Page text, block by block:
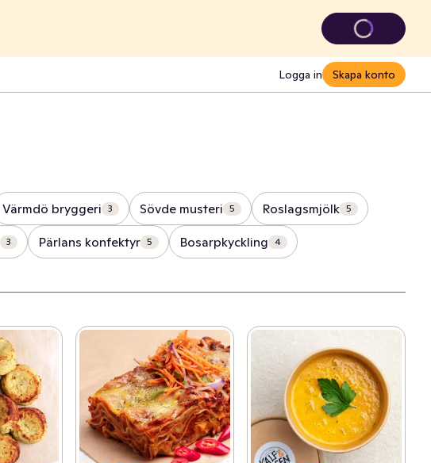
Logga in Skapa konto
Värmdö bryggeri 3 Sövde musteri 5 Roslagsmjölk 5
3 Pärlans konfektyr 5 Bosarpkyckling 4